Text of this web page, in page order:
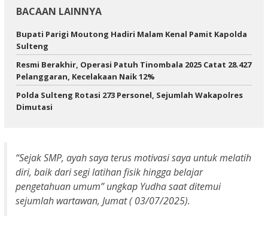
BACAAN LAINNYA
Bupati Parigi Moutong Hadiri Malam Kenal Pamit Kapolda
Sulteng
Resmi Berakhir, Operasi Patuh Tinombala 2025 Catat 28.427
Pelanggaran, Kecelakaan Naik 12%
Polda Sulteng Rotasi 273 Personel, Sejumlah Wakapolres
Dimutasi
“Sejak SMP, ayah saya terus motivasi saya untuk melatih
diri, baik dari segi latihan fisik hingga belajar
pengetahuan umum” ungkap Yudha saat ditemui
sejumlah wartawan, Jumat ( 03/07/2025).